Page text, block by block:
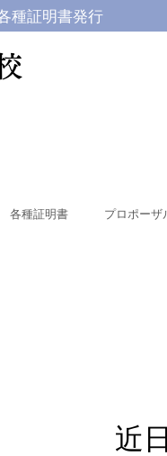
種証明書発行
各種証明書 プロポーザ
教科用図書
近